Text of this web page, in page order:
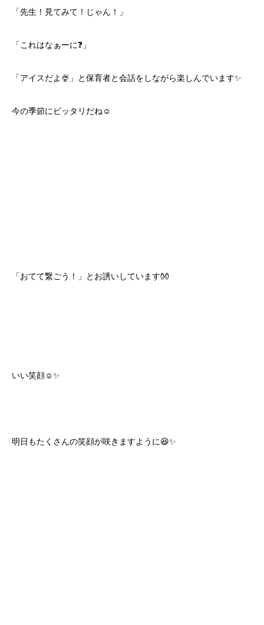
「先生！見てみて！じゃん！」
「これはなぁーに❓」
「アイスだよ🍨」と保育者と会話をしながら楽しんでいます✨
今の季節にピッタリだね☺️
「おてて繋ごう！」とお誘いしています👐
いい笑顔☺️✨
明日もたくさんの笑顔が咲きますように😆✨